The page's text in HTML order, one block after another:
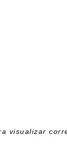
visualizar